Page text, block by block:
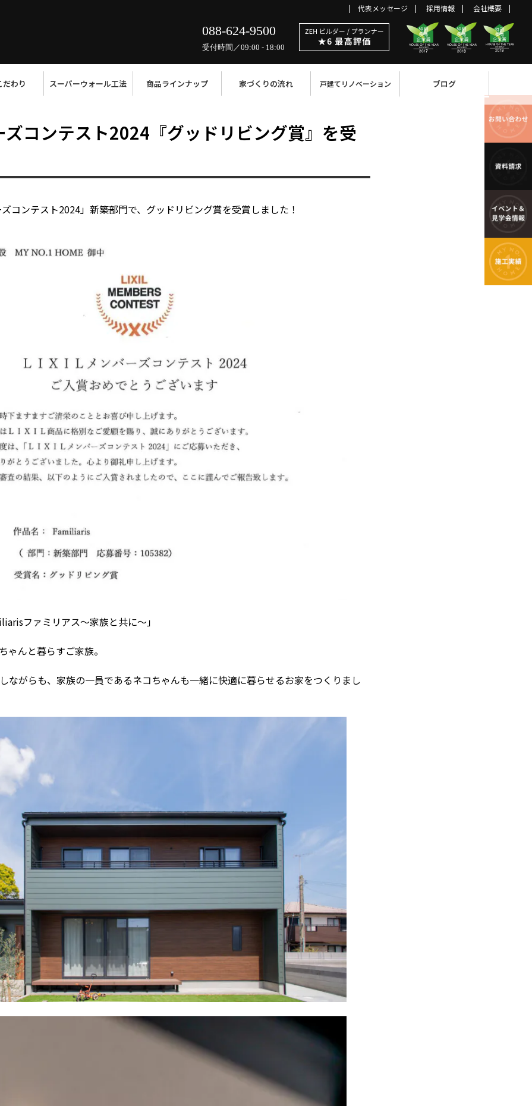
088-624-9500
受付時間／09:00 - 18:00
代表メッセージ 採用情報 会社概要
だわり スーパーウォール工法 商品ラインナップ 家づくりの流れ 戸建てリノベーション ブログ
コンテスト2024『グッドリビング賞』を受
コンテスト2024」新築部門で、グッドリビング賞を受賞しました！
ファミリアス～家族と共に～」
ゃんと暮らすご家族。
ながらも、家族の一員であるネコちゃんも一緒に快適に暮らせるお家をつくりまし